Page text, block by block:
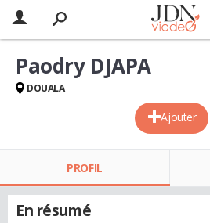
Ajouter
Paodry DJAPA
DOUALA
PROFIL
En résumé